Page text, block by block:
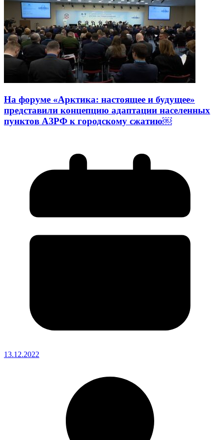
На форуме «Арктика: настоящее и будущее»
представили концепцию адаптации населенных
пунктов АЗРФ к городскому сжатию￼
13.12.2022